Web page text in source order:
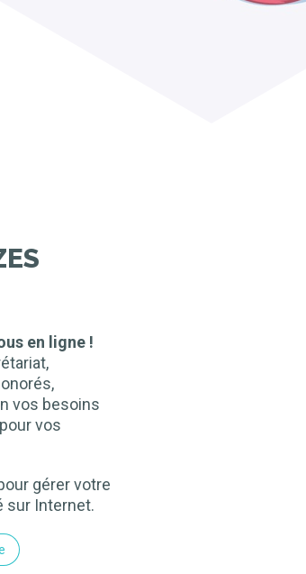
en ligne !
vos besoins
vos
gérer votre
sur Internet.